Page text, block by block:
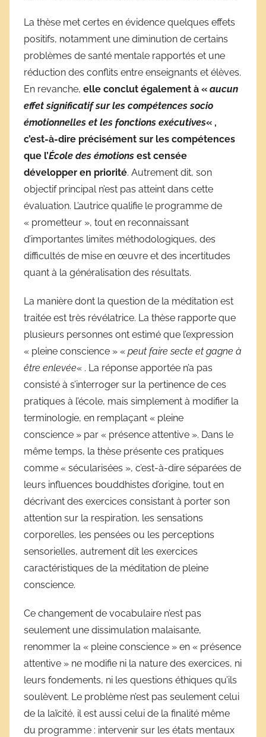
La thèse met certes en évidence quelques effets
positifs, notamment une diminution de certains
problèmes de santé mentale rapportés et une
réduction des conflits entre enseignants et élèves.
En revanche, elle conclut également à « aucun
effet significatif sur les compétences socio
émotionnelles et les fonctions exécutives« ,
c’est-à-dire précisément sur les compétences
que l’École des émotions est censée
développer en priorité. Autrement dit, son
objectif principal n’est pas atteint dans cette
évaluation. L’autrice qualifie le programme de
« prometteur », tout en reconnaissant
d’importantes limites méthodologiques, des
difficultés de mise en œuvre et des incertitudes
quant à la généralisation des résultats.
La manière dont la question de la méditation est
traitée est très révélatrice. La thèse rapporte que
plusieurs personnes ont estimé que l’expression
« pleine conscience » « peut faire secte et gagne à
être enlevée« . La réponse apportée n’a pas
consisté à s’interroger sur la pertinence de ces
pratiques à l’école, mais simplement à modifier la
terminologie, en remplaçant « pleine
conscience » par « présence attentive ». Dans le
même temps, la thèse présente ces pratiques
comme « sécularisées », c’est-à-dire séparées de
leurs influences bouddhistes d’origine, tout en
décrivant des exercices consistant à porter son
attention sur la respiration, les sensations
corporelles, les pensées ou les perceptions
sensorielles, autrement dit les exercices
caractéristiques de la méditation de pleine
conscience.
Ce changement de vocabulaire n’est pas
seulement une dissimulation malaisante,
renommer la « pleine conscience » en « présence
attentive » ne modifie ni la nature des exercices, ni
leurs fondements, ni les questions éthiques qu’ils
soulèvent. Le problème n’est pas seulement celui
de la laïcité, il est aussi celui de la finalité même
du programme : intervenir sur les états mentaux